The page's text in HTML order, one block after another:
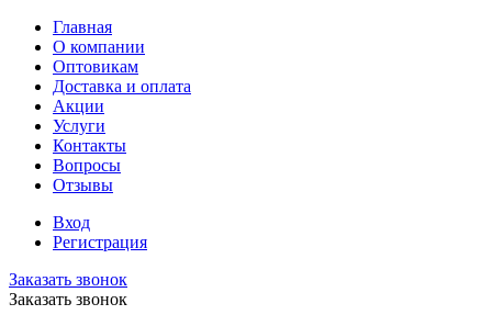
Главная
О компании
Оптовикам
Доставка и оплата
Акции
Услуги
Контакты
Вопросы
Отзывы
Вход
Регистрация
Заказать звонок
Заказать звонок